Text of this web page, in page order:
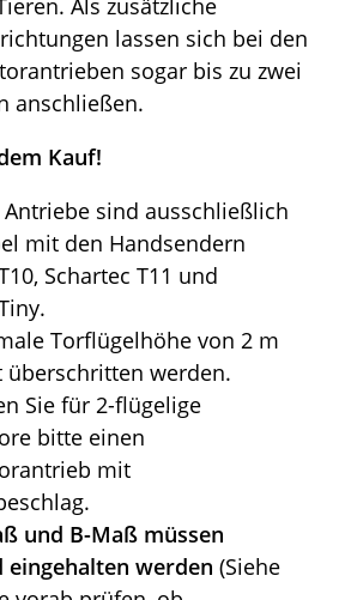
Als zusätzliche
lassen sich bei den
sogar bis zu zwei
anschließen.
Kauf!
Antriebe sind ausschließlich
mit den Handsendern
Schartec T11 und
Torflügelhöhe von 2 m
überschritten werden.
Sie für 2-flügelige
bitte einen
mit
und B-Maß müssen
eingehalten werden (Siehe